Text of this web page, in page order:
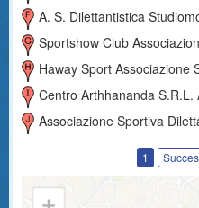
A. S. Dilettantistica
Sportshow Club
Haway Sport Associazione
Centro Arthhananda S.r.l.
Associazione Sportiva
1